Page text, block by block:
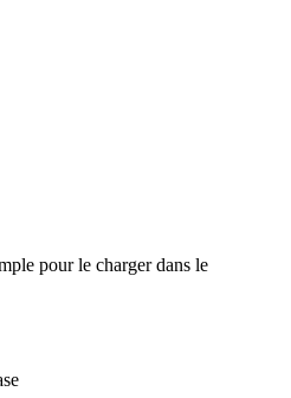
pour le charger dans le